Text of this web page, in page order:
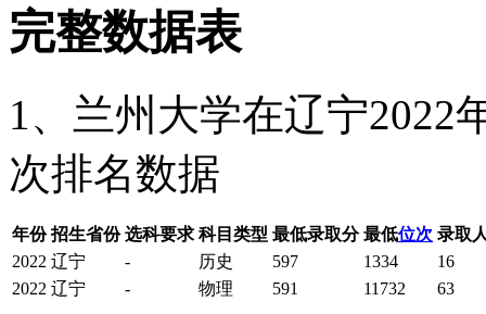
完整数据表
1、兰州大学在辽宁2022
次排名数据
年份 招生省份 选科要求 科目类型 最低录取分 最低位次 录取
2022 辽宁 - 历史 597 1334
16
2022 辽宁 - 物理 591 11732 63